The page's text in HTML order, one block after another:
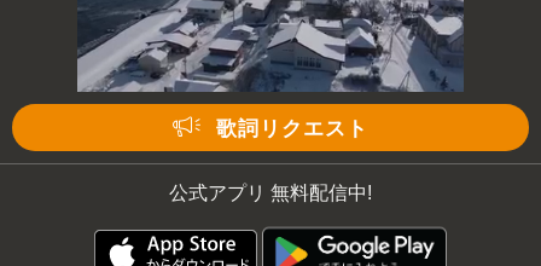
次の動画まで 3 キャンセル
歌詞リクエスト
公式アプリ 無料配信中!